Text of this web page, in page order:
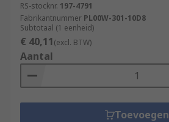
RS-stocknr. 197-4791
Fabrikantnummer PL00W-301-10D8
Subtotaal (1 eenheid)
€ 40,11(excl. BTW)
Aantal
Toevoegen